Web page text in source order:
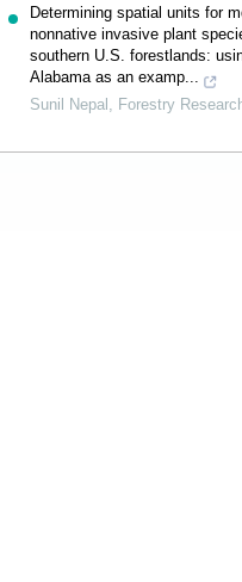
Determining spatial units for
nonnative invasive plant
southern U.S. forestlands:
Alabama as an examp...
Sunil Nepal , Forestry